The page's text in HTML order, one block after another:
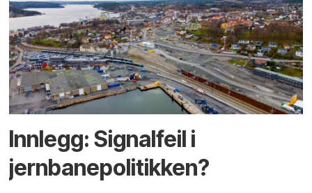
Innlegg: Signalfeil i
jernbanepolitikken?